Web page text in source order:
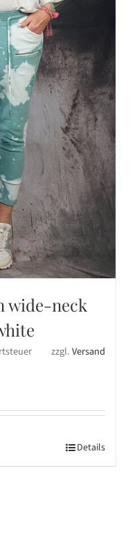
wide-neck
zzgl.Versand
Details